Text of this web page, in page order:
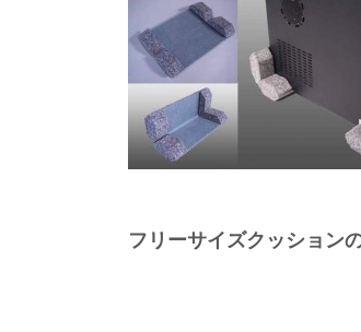
フリーサイズクッション